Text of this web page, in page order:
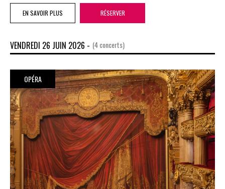
EN SAVOIR PLUS RÉSERVER
VENDREDI 26 JUIN 2026 - (4 concerts)
OPÉRA